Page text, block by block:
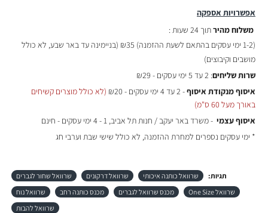
אפשרויות אספקה
משלוח מהירתוך 24 שעות :
(1-2 ימי עסקים בהתאם לשעת ההזמנה)
₪35 (בניימינה עד באר שבע, לא כולל
מושבים וקיבוצים)
שרות שליחים: 2 עד 5 ימי עסקים - ₪29
איסוף מנקודת איסוף- 2 עד 4 ימי עסקים - ₪20
(לא כולל מוצרים קשיחים
באורך מעל 60 ס"מ)
איסוף עצמי - משרד באר יעקב / חנות תל אביב, 1 - 4 ימי עסקים - חינם
* ימי עסקים נספרים למחרת ההזמנה, לא כולל שישי שבת וערבי חג
תגיות: שרוואל כותנה איכותי שרוואל דרקונים
שרוואל שחור לגברים
שרוואל One Size
מכנס שרוואל לגברים מכנס כותנה רחב
שרוואל נוח
שרוואל להבות